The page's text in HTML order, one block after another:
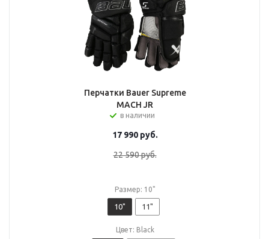
Перчатки Bauer Supreme
MACH JR
в наличии
17 990руб.
22 590руб.
Размер: 10"
10" 11"
Цвет: Black